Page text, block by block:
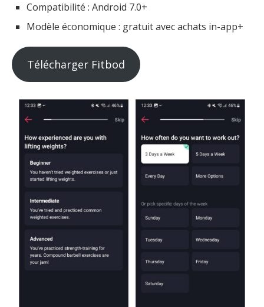
Compatibilité : Android 7.0+
Modèle économique : gratuit avec achats in-app+
Télécharger Fitbod